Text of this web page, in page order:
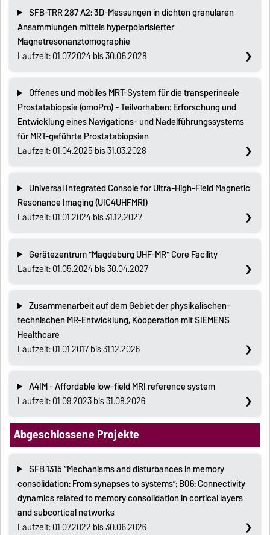
SFB-TRR 287 A2: 3D-Messungen in dichten granularen
Ansammlungen mittels hyperpolarisierter
Magnetresonanztomographie
Laufzeit: 01.07.2024 bis 30.06.2028
Offenes und mobiles MRT-System für die transperineale
Prostatabiopsie (omoPro) - Teilvorhaben: Erforschung und
Entwicklung eines Navigations- und Nadelführungssystems
für MRT-geführte Prostatabiopsien
Laufzeit: 01.04.2025 bis 31.03.2028
Universal Integrated Console for Ultra-High-Field Magnetic
Resonance Imaging (UIC4UHFMRI)
Laufzeit: 01.01.2024 bis 31.12.2027
Gerätezentrum "Magdeburg UHF-MR" Core Facility
Laufzeit: 01.05.2024 bis 30.04.2027
Zusammenarbeit auf dem Gebiet der physikalischen-
technischen MR-Entwicklung, Kooperation mit SIEMENS
Healthcare
Laufzeit: 01.01.2017 bis 31.12.2026
A4IM - Affordable low-field MRI reference system
Laufzeit: 01.09.2023 bis 31.08.2026
Abgeschlossene Projekte
SFB 1315 ”Mechanisms and disturbances in memory
consolidation: From synapses to systems”; B06: Connectivity
dynamics related to memory consolidation in cortical layers
and subcortical networks
Laufzeit: 01.07.2022 bis 30.06.2026